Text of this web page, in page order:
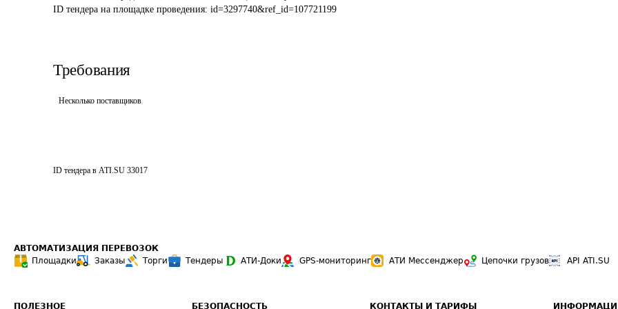
ID тендера на площадке проведения: id=3297740&ref_id=107721199
Требования
Несколько поставщиков
ID тендера в ATI.SU 33017
АВТОМАТИЗАЦИЯ ПЕРЕВОЗОК
Площадки
Заказы Торги Тендеры АТИ-Доки GPS-мониторинг АТИ Мессенджер Цепочки грузов API ATI.SU
ПОЛЕЗНОЕ БЕЗОПАСНОСТЬ КОНТАКТЫ И ТАРИФЫ